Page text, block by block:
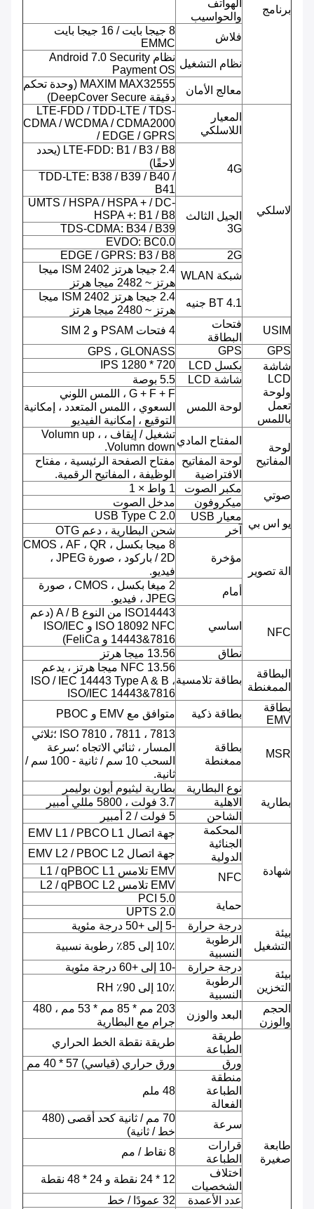
برنامج
الهواتف
والحواسيب
فلاش
8 جيجا بايت / 16 جيجا بايت
EMMC
نظام التشغيل
نظام Android 7.0 Security
Payment OS
معالج الأمان
MAXIM MAX32555 (وحدة تحكم
دقيقة DeepCover Secure)
لاسلكي
المعيار
اللاسلكي
LTE-FDD / TDD-LTE / TDS-
CDMA / WCDMA / CDMA2000
/ EDGE / GPRS
4G
LTE-FDD: B1 / B3 / B8 (يحدد
لاحقًا)
TDD-LTE: B38 / B39 / B40 /
B41
الجيل الثالث
3G
UMTS / HSPA / HSPA + / DC-
HSPA +: B1 / B8
TDS-CDMA: B34 / B39
EVDO: BC0.0
2G
EDGE / GPRS: B3 / B8
شبكة WLAN
2.4 جيجا هرتز ISM 2402 ميجا
هرتز ~ 2482 ميجا هرتز
BT 4.1 جنيه
2.4 جيجا هرتز ISM 2402 ميجا
هرتز ~ 2480 ميجا هرتز
USIM
فتحات
البطاقة
4 فتحات PSAM و 2 SIM
GPS
GPS
GPS ، GLONASS
شاشة
LCD
ولوحة
تعمل
باللمس
بكسل LCD
720 * 1280 IPS
شاشة LCD
5.5 بوصة
لوحة اللمس
G + F + F ، اللمس اللوني
السعوي ، اللمس المتعدد ، إمكانية
التوقيع ، إمكانية الفيديو
لوحة
المفاتيح
المفتاح المادي
تشغيل / إيقاف ، Volumn up ،
Volumn down.
لوحة المفاتيح
الافتراضية
مفتاح الصفحة الرئيسية ، مفتاح
الوظيفة ، المفاتيح الرقمية.
صوتي
مكبر الصوت
1 واط × 1
ميكروفون
مدخل الصوت
يو اس بي
معيار USB
USB Type C 2.0
آخر
شحن البطارية ، دعم OTG
الة تصوير
مؤخرة
8 ميجا بكسل ، CMOS ، AF ، QR
/ 2D باركود ، صورة JPEG ،
فيديو.
أمام
2 ميغا بكسل ، CMOS ، صورة
JPEG ، فيديو.
NFC
اساسي
ISO14443 من النوع A / B (دعم
ISO 18092 NFC و ISO/IEC
14443&7816 و FeliCa)
نطاق
13.56 ميجا هرتز
البطاقة
الممغنطة
بطاقة تلامسية
NFC 13.56 ميجا هرتز ، يدعم
ISO / IEC 14443 Type A & B ،
ISO/IEC 14443&7816
بطاقة
EMV
بطاقة ذكية متوافق مع EMV و PBOC
MSR
بطاقة
ممغنطة
ISO 7810 ، 7811 ، 7813 ؛ثلاثي
المسار ، ثنائي الاتجاه ؛سرعة
السحب 10 سم / ثانية - 100 سم /
ثانية.
بطارية
نوع البطارية
بطارية ليثيوم أيون بوليمر
الاهلية
3.7 فولت ، 5800 مللي أمبير
الشاحن
5 فولت / 2 أمبير
شهادة
المحكمة
الجنائية
الدولية
جهة اتصال EMV L1 / PBCO L1
جهة اتصال EMV L2 / PBOC L2
NFC
EMV تلامس L1 / qPBOC L1
EMV تلامس L2 / qPBOC L2
حماية
PCI 5.0
UPTS 2.0
بيئة
التشغيل
درجة حرارة
-5 إلى +50 درجة مئوية
الرطوبة
النسبية
10٪ إلى 85٪ رطوبة نسبية
بيئة
التخزين
درجة حرارة
-10 إلى +60 درجة مئوية
الرطوبة
النسبية
10٪ إلى 90٪ RH
الحجم
والوزن
البعد والوزن
203 مم * 85 مم * 53 مم ، 480
جرام مع البطارية
طابعة
صغيرة
طريقة
الطباعة
طريقة نقطة الخط الحراري
ورق
ورق حراري (قياسي) 57 * 40 مم
منطقة
الطباعة
الفعالة
48 ملم
سرعة
70 مم / ثانية كحد أقصى (480
خط / ثانية)
قرارات
الطباعة
8 نقاط / مم
اختلاف
الشخصيات
12 * 24 نقطة و 24 * 48 نقطة
عدد الأعمدة
32 عمودًا / خط